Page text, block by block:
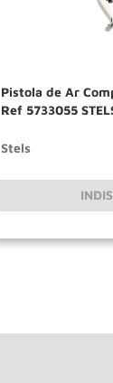
Pistola de Ar
Ref 5733055
Stels